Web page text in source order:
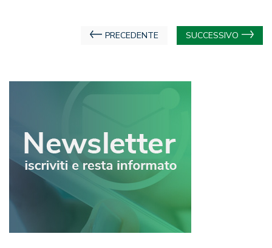
Navigazione
PRECEDENTE SUCCESSIVO